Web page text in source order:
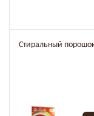
Стиральный